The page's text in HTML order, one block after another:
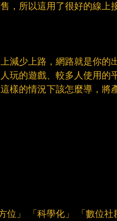
，所以這用了很好的線上
減少上路，網路就是你的
玩的遊戲、較多人使用的
樣的情況下該怎麼導，將
位」 「科學化」 「數位社